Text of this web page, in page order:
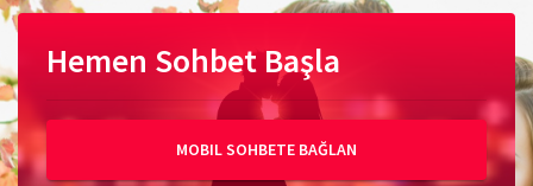
Hemen Sohbet Başla
MOBIL SOHBETE BAĞLAN